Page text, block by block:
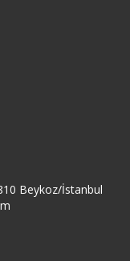
Beykoz/İstanbul